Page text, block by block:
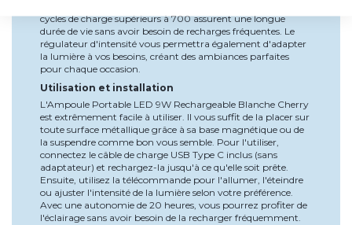
cycles de charge supérieurs à 700 assurent une longue
durée de vie sans avoir besoin de recharges fréquentes. Le
régulateur d'intensité vous permettra également d'adapter
la lumière à vos besoins, créant des ambiances parfaites
pour chaque occasion.
Utilisation et installation
L'Ampoule Portable LED 9W Rechargeable Blanche Cherry
est extrêmement facile à utiliser. Il vous suffit de la placer sur
toute surface métallique grâce à sa base magnétique ou de
la suspendre comme bon vous semble. Pour l'utiliser,
connectez le câble de charge USB Type C inclus (sans
adaptateur) et rechargez-la jusqu'à ce qu'elle soit prête.
Ensuite, utilisez la télécommande pour l'allumer, l'éteindre
ou ajuster l'intensité de la lumière selon votre préférence.
Avec une autonomie de 20 heures, vous pourrez profiter de
l'éclairage sans avoir besoin de la recharger fréquemment.